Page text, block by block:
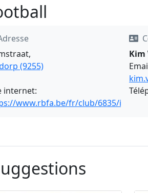
(9255)
internet:
www.rbfa.be/fr/club/6835/infos
Kim